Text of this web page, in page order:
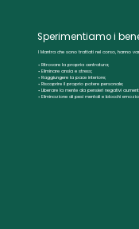
Sperimentiamo i
I Mantra che sono trattati nel corso, hanno
• Ritrovare la propria centratura;
• Eliminare ansia e stress;
• Raggiungere la pace interiore;
• Riscoprire il proprio potere personale;
• Liberare la mente da pensieri negativi
• Eliminazione di pesi mentali e blocchi